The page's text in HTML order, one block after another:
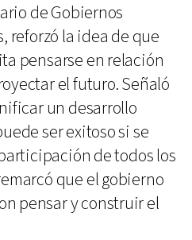
de Gobiernos
reforzó la idea de que
pensarse en relación
el futuro. Señaló
un desarrollo
ser exitoso si se
de todos los
que el gobierno
pensar y construir el